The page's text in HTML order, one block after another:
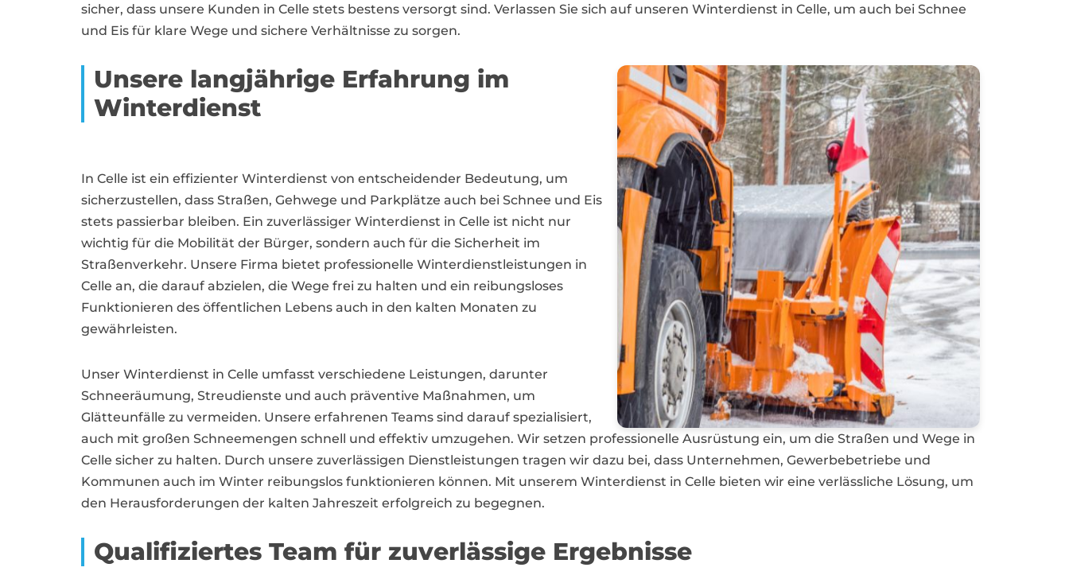
sicher, dass unsere Kunden in Celle stets bestens versorgt sind. Verlassen Sie sich auf unseren Winterdienst in Celle, um auch bei Schnee
und Eis für klare Wege und sichere Verhältnisse zu sorgen.
Unsere langjährige Erfahrung im
Winterdienst
In Celle ist ein effizienter Winterdienst von entscheidender Bedeutung, um
sicherzustellen, dass Straßen, Gehwege und Parkplätze auch bei Schnee und Eis
stets passierbar bleiben. Ein zuverlässiger Winterdienst in Celle ist nicht nur
wichtig für die Mobilität der Bürger, sondern auch für die Sicherheit im
Straßenverkehr. Unsere Firma bietet professionelle Winterdienstleistungen in
Celle an, die darauf abzielen, die Wege frei zu halten und ein reibungsloses
Funktionieren des öffentlichen Lebens auch in den kalten Monaten zu
gewährleisten.
Unser Winterdienst in Celle umfasst verschiedene Leistungen, darunter
Schneeräumung, Streudienste und auch präventive Maßnahmen, um
Glätteunfälle zu vermeiden. Unsere erfahrenen Teams sind darauf spezialisiert,
auch mit großen Schneemengen schnell und effektiv umzugehen. Wir setzen professionelle Ausrüstung ein, um die Straßen und Wege in
Celle sicher zu halten. Durch unsere zuverlässigen Dienstleistungen tragen wir dazu bei, dass Unternehmen, Gewerbebetriebe und
Kommunen auch im Winter reibungslos funktionieren können. Mit unserem Winterdienst in Celle bieten wir eine verlässliche Lösung, um
den Herausforderungen der kalten Jahreszeit erfolgreich zu begegnen.
Qualifiziertes Team für zuverlässige Ergebnisse